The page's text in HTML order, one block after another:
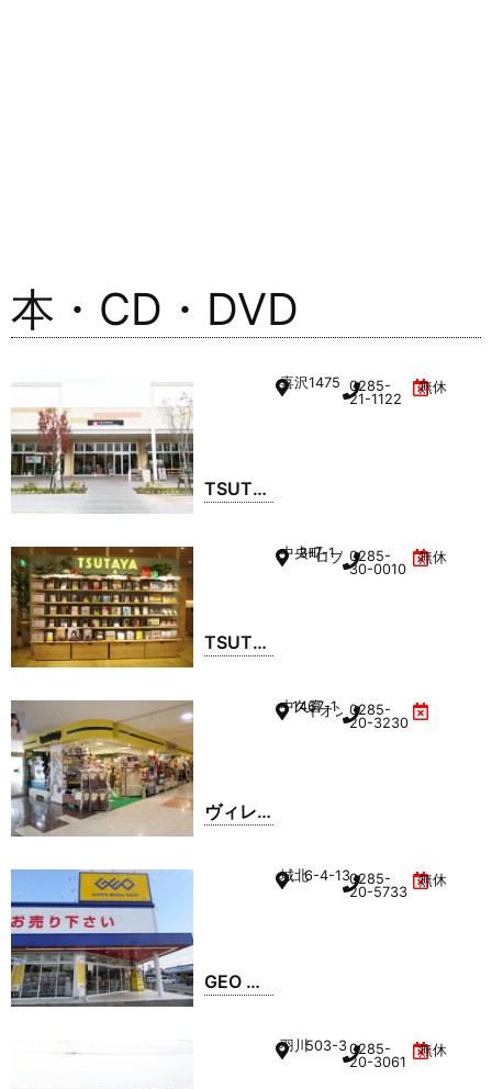
本・CD・DVD
TSUTA
ェスト
喜沢1475
0285-
21-1122
無休
TSUTA
中央町
3-7-1
ロブレ 2F
0285-
30-0010
無休
ヴィレ
中久喜
1467-1
イオンモール小山 1F
0285-
20-3230
GEO 城
城北6-4-130285-
20-5733
無休
羽川503-30285-
20-3061
無休